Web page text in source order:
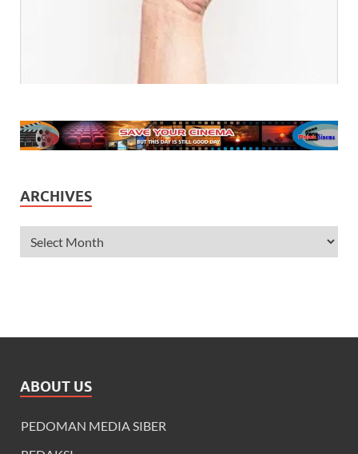
ARCHIVES
ABOUT US
PEDOMAN MEDIA SIBER